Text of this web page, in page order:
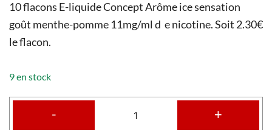
10 flacons E-liquide Concept Arôme ice sensation
goût menthe-pomme 11mg/ml d e nicotine. Soit 2.30€
le flacon.
9 en stock
- +